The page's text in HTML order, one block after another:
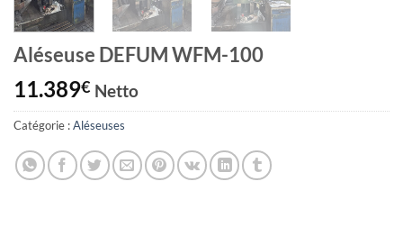
Aléseuse DEFUM WFM-100
11.389€ Netto
Catégorie :Aléseuses